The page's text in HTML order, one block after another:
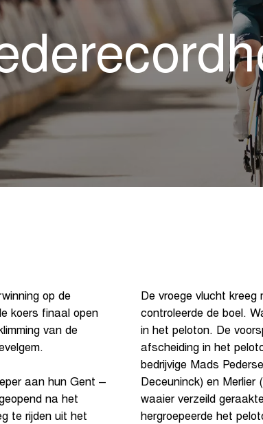
op de
koers finaal open
van de
aan hun Gent –
na het
te rijden uit het
De vroege vlucht kreeg
controleerde de boel.
in het peloton. De
afscheiding in het
bedrijvige Mads
Deceuninck) en Merlier
waaier verzeild
hergroepeerde het